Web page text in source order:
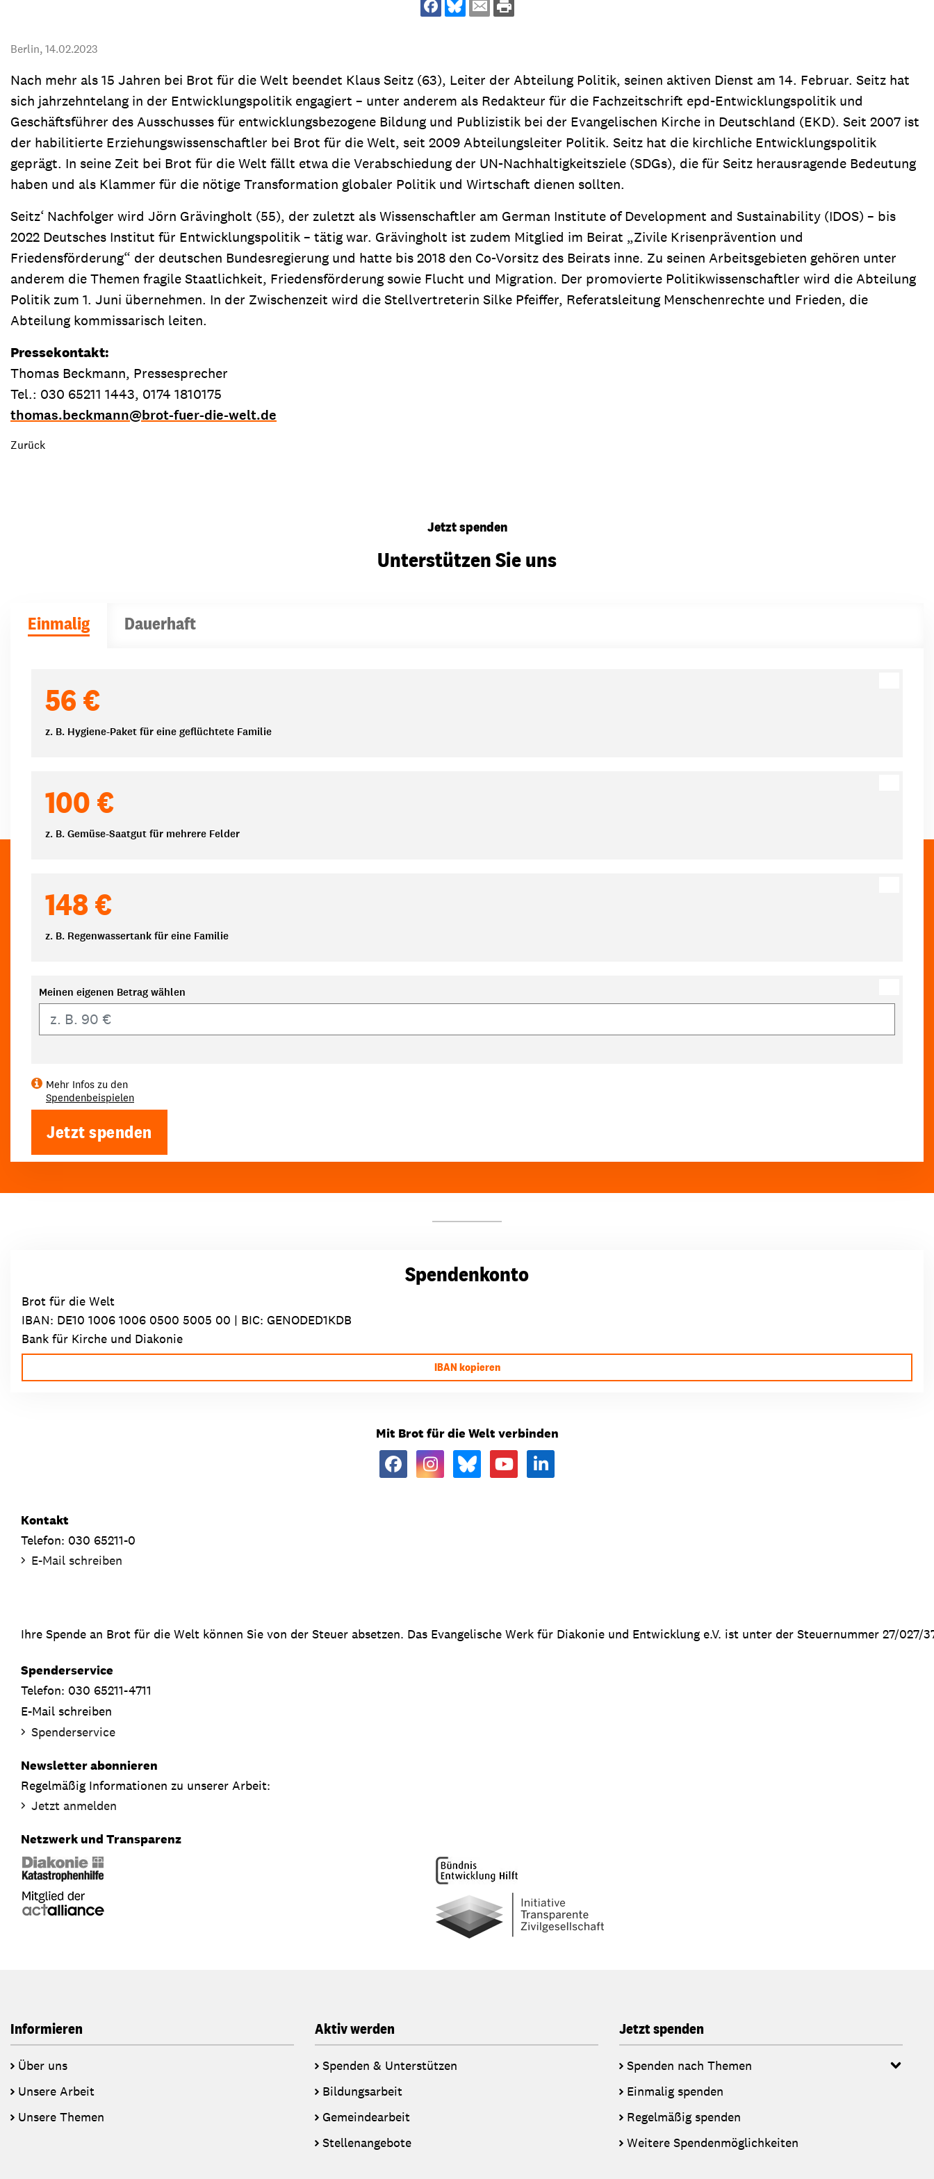
Frieden
Entwicklungszusammenarbeit
Zivilgesellschaft
Alle Themen
Sie brauchen Materialien?
Entdecken Sie unsere zahlreichen Publikationen & Materialien:
Gemeindematerial Fachpublikationen
Projektmaterial
Geschenke
Jugend & Konfirmation
Sie brauchen Materialien?
Entdecken Sie unsere zahlreichen Publikationen & Materialien:
Gemeindematerial Fachpublikationen
Bildungsmaterial
Berlin,14.02.2023
Nach mehr als 15 Jahren bei Brot für die Welt beendet Klaus Seitz (63), Leiter der Abteilung Politik, seinen aktiven Dienst am 14. Februar. Seitz hat
sich jahrzehntelang in der Entwicklungspolitik engagiert – unter anderem als Redakteur für die Fachzeitschrift epd-Entwicklungspolitik und
Geschäftsführer des Ausschusses für entwicklungsbezogene Bildung und Publizistik bei der Evangelischen Kirche in Deutschland (EKD). Seit 2007 ist
der habilitierte Erziehungswissenschaftler bei Brot für die Welt, seit 2009 Abteilungsleiter Politik. Seitz hat die kirchliche Entwicklungspolitik
geprägt. In seine Zeit bei Brot für die Welt fällt etwa die Verabschiedung der UN-Nachhaltigkeitsziele (SDGs), die für Seitz herausragende Bedeutung
haben und als Klammer für die nötige Transformation globaler Politik und Wirtschaft dienen sollten.
Seitz‘ Nachfolger wird Jörn Grävingholt (55), der zuletzt als Wissenschaftler am German Institute of Development and Sustainability (IDOS) – bis
2022 Deutsches Institut für Entwicklungspolitik – tätig war. Grävingholt ist zudem Mitglied im Beirat „Zivile Krisenprävention und
Friedensförderung“ der deutschen Bundesregierung und hatte bis 2018 den Co-Vorsitz des Beirats inne. Zu seinen Arbeitsgebieten gehören unter
anderem die Themen fragile Staatlichkeit, Friedensförderung sowie Flucht und Migration. Der promovierte Politikwissenschaftler wird die Abteilung
Politik zum 1. Juni übernehmen. In der Zwischenzeit wird die Stellvertreterin Silke Pfeiffer, Referatsleitung Menschenrechte und Frieden, die
Abteilung kommissarisch leiten.
Pressekontakt:
Thomas Beckmann, Pressesprecher
Tel.: 030 65211 1443, 0174 1810175
thomas.beckmann@brot-fuer-die-welt.de
Zurück
Jetzt spenden
Unterstützen Sie uns
Einmalig Dauerhaft
56 €
z. B. Hygiene-Paket für eine geflüchtete Familie
100 €
z. B. Gemüse-Saatgut für mehrere Felder
148 €
z. B. Regenwassertank für eine Familie
Meinen eigenen Betrag wählen
Mehr Infos zu den
Spendenbeispielen
Jetzt spenden
Spendenkonto
Brot für die Welt
IBAN: DE10 1006 1006 0500 5005 00 | BIC: GENODED1KDB
Bank für Kirche und Diakonie
IBAN kopieren
Mit Brot für die Welt verbinden
Kontakt
Telefon: 030 65211-0
E-Mail schreiben
Ihre Spende an Brot für die Welt können Sie von der Steuer absetzen. Das Evangelische Werk für Diakonie und Entwicklung e.V. ist unter der Steuernummer 27/
Spenderservice
Telefon: 030 65211-4711
E-Mail schreiben
Spenderservice
Newsletter abonnieren
Regelmäßig Informationen zu unserer Arbeit:
Jetzt anmelden
Netzwerk und Transparenz
Informieren
Über uns
Unsere Arbeit
Unsere Themen
Aktiv werden
Spenden & Unterstützen
Bildungsarbeit
Gemeindearbeit
Stellenangebote
Jetzt spenden
Spenden nach Themen
Einmalig spenden
Regelmäßig spenden
Weitere Spendenmöglichkeiten